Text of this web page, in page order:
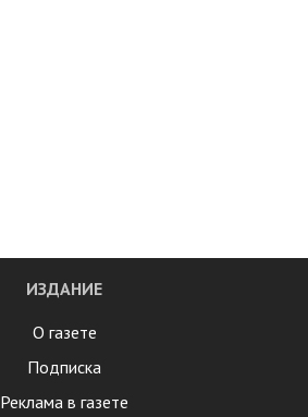
ИЗДАНИЕ
О газете
Подписка
Реклама в газете